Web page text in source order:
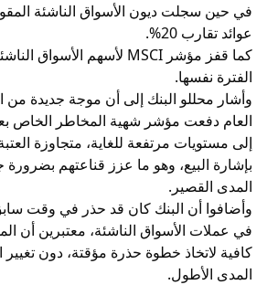
في حين سجلت ديون الأسواق الناشئة
عوائد تقارب 20%.
الفترة نفسها.
وأشار محللو البنك إلى أن موجة جديدة من
العام دفعت مؤشر شهية المخاطر الخاص
إلى مستويات مرتفعة للغاية، متجاوزة
بإشارة البيع، وهو ما عزز قناعتهم بضرورة
المدى القصير.
وأضافوا أن البنك كان قد حذر في وقت
في عملات الأسواق الناشئة، معتبرين أن
كافية لاتخاذ خطوة حذرة مؤقتة، دون تغيير
المدى الأطول.